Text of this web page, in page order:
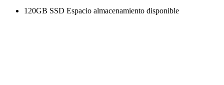
120GB SSD Espacio almacenamiento disponible